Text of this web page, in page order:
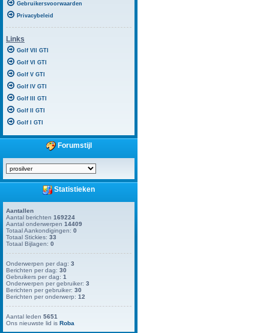
Gebruikersvoorwaarden
Privacybeleid
Links
Golf VII GTI
Golf VI GTI
Golf V GTI
Golf IV GTI
Golf III GTI
Golf II GTI
Golf I GTI
Forumstijl
Statistieken
Aantallen
Aantal berichten 169224
Aantal onderwerpen 14409
Totaal Aankondigingen: 0
Totaal Stickies: 33
Totaal Bijlagen: 0
Onderwerpen per dag: 3
Berichten per dag: 30
Gebruikers per dag: 1
Onderwerpen per gebruiker: 3
Berichten per gebruiker: 30
Berichten per onderwerp: 12
Aantal leden 5651
Ons nieuwste lid is Roba